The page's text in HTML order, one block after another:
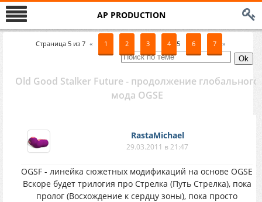
AP PRODUCTION
Страница 5из 7 « 1 2 3 4 5 6 7 »
Old Good Stalker Future - продолжение глобального
мода OGSE
RastaMichael
29.03.2011 в 21:47
OGSF - линейка сюжетных модификаций на основе OGSE
Вскоре будет трилогия про Стрелка (Путь Стрелка), пока
пролог (Восхождение к сердцу зоны), пока просто